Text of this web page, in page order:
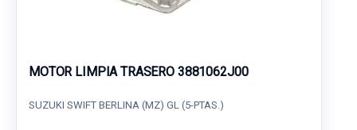
MOTOR LIMPIA TRASERO 3881062J00
SUZUKI SWIFT BERLINA (MZ) GL (5-PTAS.)